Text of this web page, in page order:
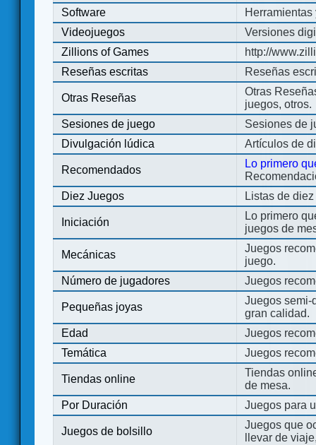
Software
Videojuegos
Versiones
Zillions of Games
http://
Reseñas escritas
Reseñas
Otras Reseñas
Otras
juegos, otros.
Sesiones de juego
Sesiones de
Divulgación lúdica
Artículos de
Recomendados
Lo primero
Diez Juegos
Listas de
Iniciación
Lo primero
juegos de
Mecánicas
Juegos
juego.
Número de jugadores
Juegos
Pequeñas joyas
Juegos semi-
gran calidad.
Edad
Juegos
Temática
Juegos
Tiendas online
Tiendas
de mesa.
Por Duración
Juegos para
Juegos de bolsillo
Juegos que
llevar de